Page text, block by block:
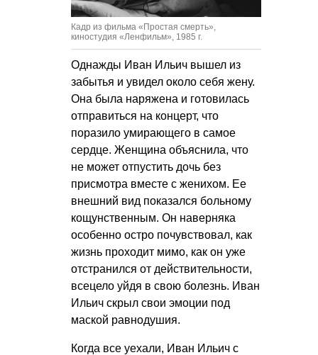
Кадр из фильма «Простая смерть»,
киностудия «Ленфильм», 1985 г.
Однажды Иван Ильич вышел из
забытья и увидел около себя жену.
Она была наряжена и готовилась
отправиться на концерт, что
поразило умирающего в самое
сердце. Женщина объяснила, что
не может отпустить дочь без
присмотра вместе с женихом. Ее
внешний вид показался больному
кощунственным. Он наверняка
особенно остро почувствовал, как
жизнь проходит мимо, как он уже
отстранился от действительности,
всецело уйдя в свою болезнь. Иван
Ильич скрыл свои эмоции под
маской равнодушия.
Когда все уехали, Иван Ильич с